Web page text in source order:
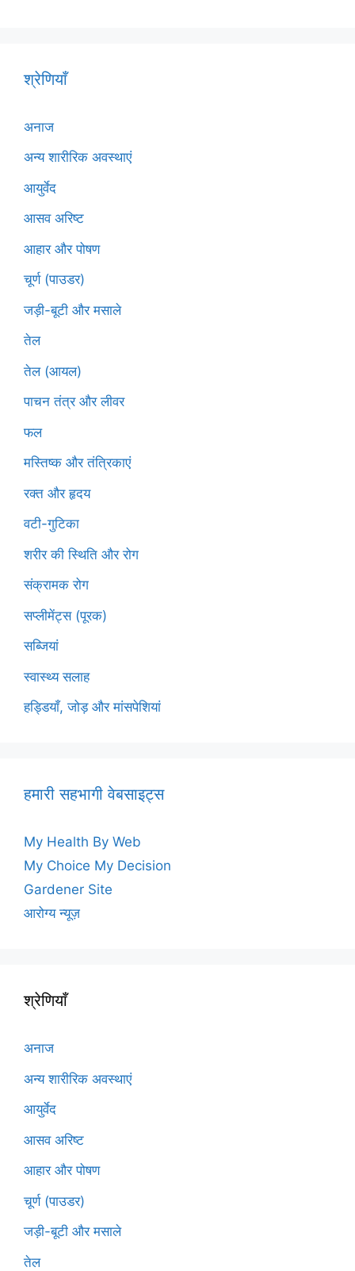
श्रेणियाँ
अनाज
अन्य शारीरिक अवस्थाएं
आयुर्वेद
आसव अरिष्ट
आहार और पोषण
चूर्ण (पाउडर)
जड़ी-बूटी और मसाले
तेल
तेल (आयल)
पाचन तंत्र और लीवर
फल
मस्तिष्क और तंत्रिकाएं
रक्त और हृदय
वटी-गुटिका
शरीर की स्थिति और रोग
संक्रामक रोग
सप्लीमेंट्स (पूरक)
सब्जियां
स्वास्थ्य सलाह
हड्डियाँ, जोड़ और मांसपेशियां
हमारी सहभागी वेबसाइट्स
My Health By Web
My Choice My Decision
Gardener Site
आरोग्य न्यूज़
श्रेणियाँ
अनाज
अन्य शारीरिक अवस्थाएं
आयुर्वेद
आसव अरिष्ट
आहार और पोषण
चूर्ण (पाउडर)
जड़ी-बूटी और मसाले
तेल